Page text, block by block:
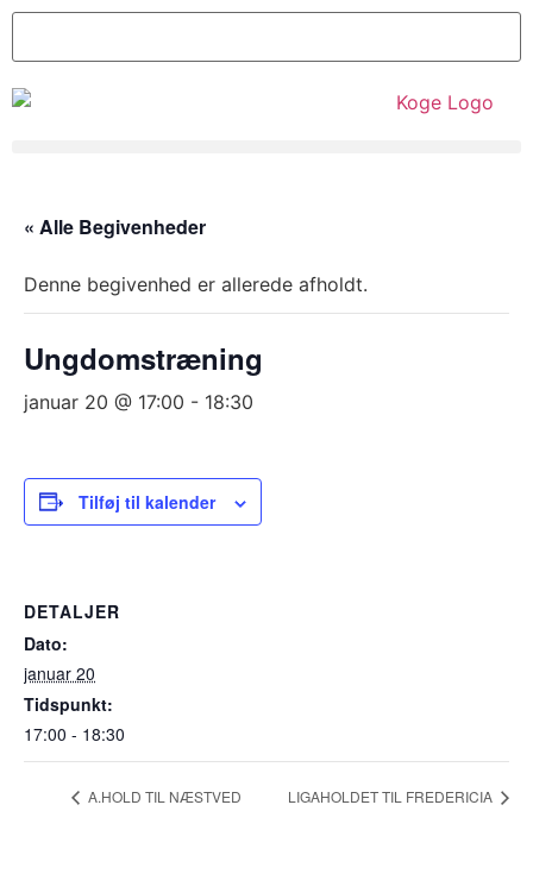
« Alle Begivenheder
Denne begivenhed er allerede afholdt.
Ungdomstræning
januar 20 @ 17:00 - 18:30
Tilføj til kalender
DETALJER
Dato:
januar 20
Tidspunkt:
17:00 - 18:30
A.HOLD TIL NÆSTVED LIGAHOLDET TIL FREDERICIA